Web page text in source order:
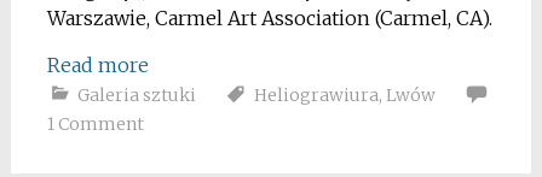
Warszawie, Carmel Art Association (Carmel, CA).
Read more
Galeria sztuki Heliograwiura, Lwów
1 Comment